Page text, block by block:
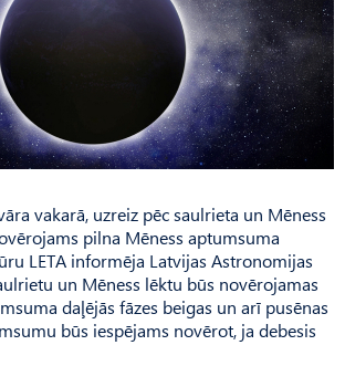
vakarā, uzreiz pēc saulrieta un Mēness
pilna Mēness aptumsuma
LETA informēja Latvijas Astronomijas
un Mēness lēktu būs novērojamas
daļējās fāzes beigas un arī pusēnas
būs iespējams novērot, ja debesis